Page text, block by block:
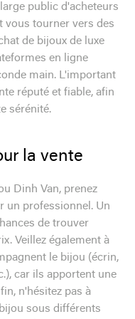
public d'acheteurs
vous tourner vers des
de bijoux de luxe
en ligne
main. L'important
réputé et fiable, afin
sérénité.
la vente
Dinh Van, prenez
un professionnel. Un
de trouver
Veillez également à
le bijou (écrin,
car ils apportent une
n'hésitez pas à
sous différents